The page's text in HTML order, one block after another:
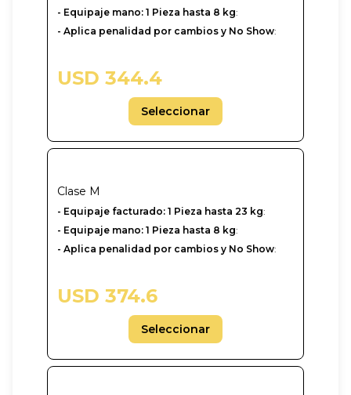
- Equipaje mano: 1 Pieza hasta 8 kg:
- Aplica penalidad por cambios y No Show:
USD 344.4
Seleccionar
Clase M
- ‎Equipaje facturado: 1 Pieza hasta 23 kg:
- Equipaje mano: 1 Pieza hasta 8 kg:
- Aplica penalidad por cambios y No Show:
USD 374.6
Seleccionar